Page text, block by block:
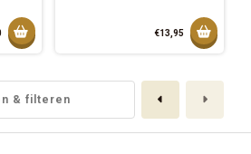
Toevoegen aan mandje
Toegevoegd aan mandje
€13,95
& filteren Vorige